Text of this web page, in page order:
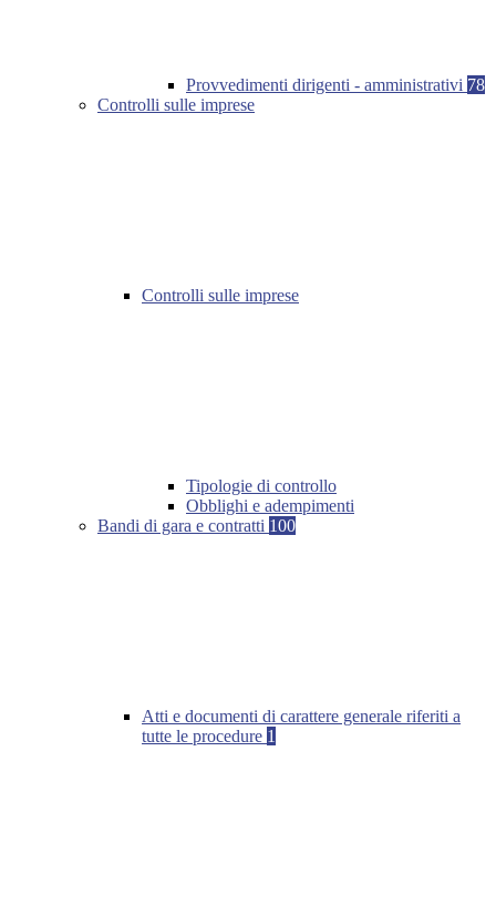
Provvedimenti dirigenti - amministrativi 78
Controlli sulle imprese
Controlli sulle imprese
Tipologie di controllo
Obblighi e adempimenti
Bandi di gara e contratti 100
Atti e documenti di carattere generale riferiti a
tutte le procedure 1